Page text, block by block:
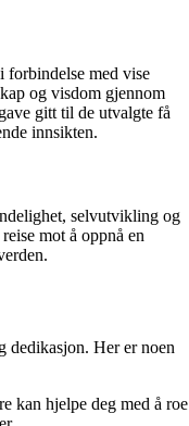
med vise
og visdom gjennom
gitt til de utvalgte få
innsikten.
selvutvikling og
mot å oppnå en
dedikasjon. Her er noen
kan hjelpe deg med å roe